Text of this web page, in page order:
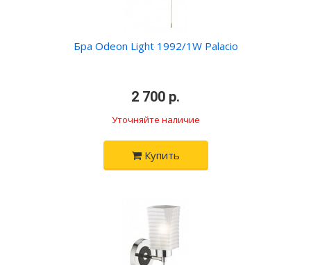
Бра Odeon Light 1992/1W Palacio
2 700 р.
Уточняйте наличие
Купить